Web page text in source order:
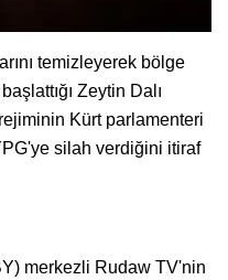
temizleyerek bölge
Zeytin Dalı
Kürt parlamenteri
silah verdiğini itiraf
merkezli Rudaw TV'nin